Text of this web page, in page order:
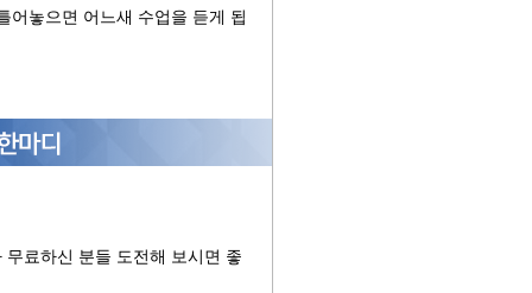
어놓으면 어느새 수업을 듣게 됩
료하신 분들 도전해 보시면 좋